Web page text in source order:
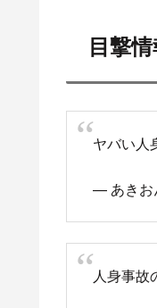
目撃
ヤバい人
— あきお
人身事故